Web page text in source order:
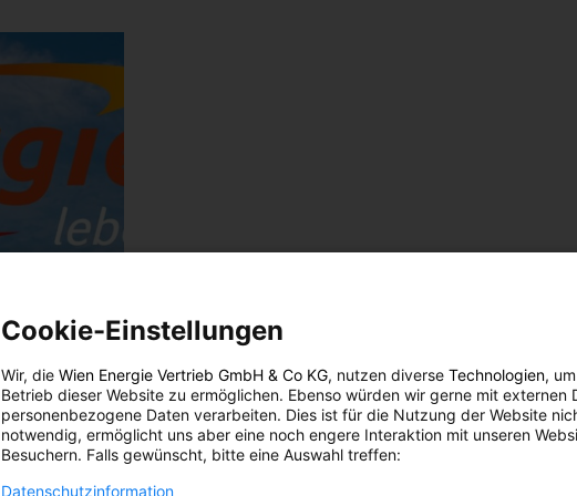
Cookie-Einstellungen
Wir, die Wien Energie Vertrieb GmbH & Co KG, nutzen diverse Technologien,
Betrieb dieser Website zu ermöglichen. Ebenso würden wir gerne mit externen
personenbezogene Daten verarbeiten. Dies ist für die Nutzung der Website
notwendig, ermöglicht uns aber eine noch engere Interaktion mit unseren
Besuchern. Falls gewünscht, bitte eine Auswahl treffen:
Datenschutzinformation